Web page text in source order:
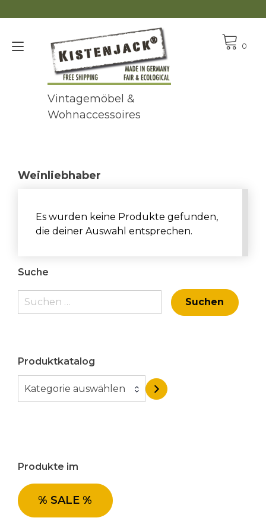
Inhalt
Vintagemöbel &
Wohnaccessoires
Navigation
umschalten
0
Weinliebhaber
Es wurden keine Produkte gefunden,
die deiner Auswahl entsprechen.
Suche
Suchen
Produktkatalog
r
e
a
Kategorie auswählen
Produkte im
% SALE %